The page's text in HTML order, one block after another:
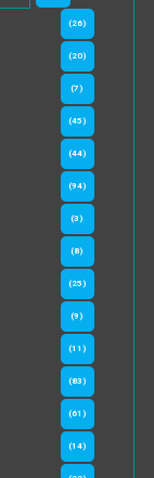
(26)
(20)
(7)
(45)
(44)
(94)
(3)
(8)
(25)
(9)
(11)
(83)
(61)
(14)